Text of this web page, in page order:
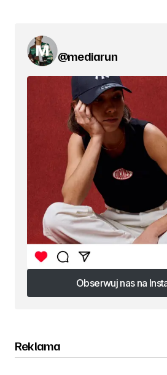
@mediarun
Obserwuj nas na
Obserwuj nas na
Reklama